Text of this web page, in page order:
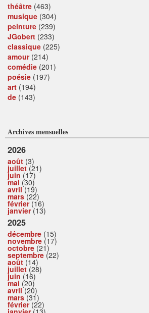
théâtre (463)
musique (304)
peinture (239)
JGobert (233)
classique (225)
amour(214)
comédie (201)
poésie (197)
art (194)
de (143)
Archives mensuelles
2026
août (3)
juillet(21)
juin (17)
mai (30)
avril(19)
mars(22)
février(16)
janvier(13)
2025
décembre (15)
novembre (17)
octobre (21)
septembre (22)
août (14)
juillet(28)
juin (16)
mai (20)
avril(20)
mars(31)
février(22)